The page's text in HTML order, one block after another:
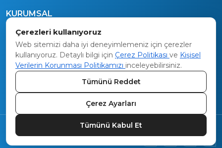
KURUMSAL
Tarihçe
Vizyon
Kalite Politikamız
ÜRETİM
Sistem Üretimi
Organik İnsan
Çerezleri kullanıyoruz
Web sitemizi daha iyi deneyimlemeniz için çerezler
kullanıyoruz. Detaylı bilgi için Çerez Politikası ve Kişisel
Verilerin Korunması Politikamızı inceleyebilirsiniz.
Tümünü Reddet
Çerez Ayarları
Tümünü Kabul Et